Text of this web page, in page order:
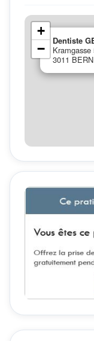
Dentiste
Kramgasse
3011 BERN
+
−